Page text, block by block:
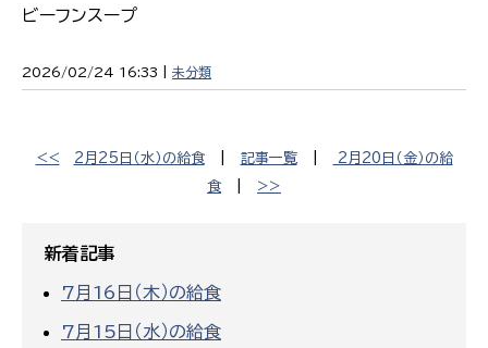
ビーフンスープ
2026/02/24 16:33 | 未分類
<< 2月25日（水）の給食| 記事一覧|
2月20日（金）の給
食
>>
新着記事
7月16日（木）の給食
7月15日（水）の給食